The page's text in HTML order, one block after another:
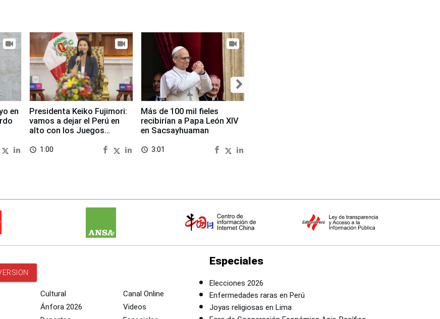
en
Presidenta Keiko Fujimori:
vamos a dejar el Perú en
alto con los Juegos
access_time 1:00
Más de 100 mil fieles
recibirían a Papa León XIV
en Sacsayhuaman
access_time 3:01
Cultural
Ánfora 2026
Canal Online
Videos
Especiales
Elecciones 2026
Enfermedades raras en Perú
Joyas religiosas en Lima